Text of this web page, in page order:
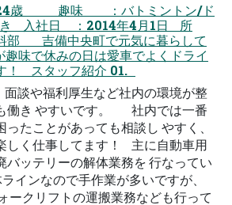
歳 趣味 ：バトミントン/ド
き 入社日 ：2014年4月1日 所
吉備中央町で元気に暮らして
味で休みの日は愛車でよくドライ
！ スタッフ紹介 01.
談や福利厚生など社内の環境が整
働き やすいです。 社内では一番
ったことがあっても相談し やすく、
しく仕事してます！ 主に自動車用
バッテリーの解体業務を 行なってい
ンなので手作業が多いですが、
ークリフトの運搬業務なども行って